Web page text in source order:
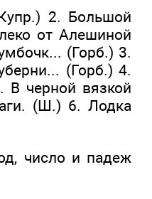
2. Большой
от Алешиной
(Горб.) 3.
(Горб.) 4.
черной вязкой
(Ш.) 6. Лодка
число и падеж